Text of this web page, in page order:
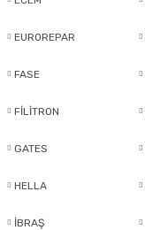
EUROREPAR
FASE
FİLİTRON
GATES
HELLA
İBRAŞ